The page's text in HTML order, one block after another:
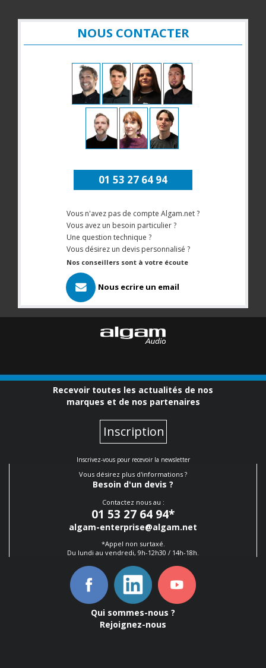
NOUS CONTACTER
01 53 27 64 94
Vous n'avez pas de compte Algam.net ?
Vous avez un besoin particulier ?
Une question technique ?
Vous désirez un devis personnalisé ?
Nos conseillers sont à votre écoute
Nous ecrire un email
Recevoir toutes les actualités de nos
marques et de nos partenaires
Inscription
Inscrivez-vous pour recevoir la newsletter
Vous désirez plus d'informations ?
Besoin d'un devis ?
Contactez nous au :
01 53 27 64 94*
algam-enterprise@algam.net
*Appel non surtaxé.
Du lundi au vendredi, 9h-12h30 / 14h-18h.
Qui sommes-nous ?
Rejoignez-nous